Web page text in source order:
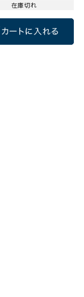
在庫切れ